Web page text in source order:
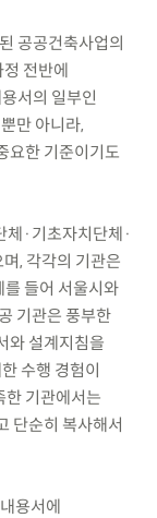
공공건축사업의
전반에
서의 일부인
만 아니라,
요한 기준이기도
·기초자치단체·
, 각각의 기관은
들어 서울시와
기관은 풍부한
와 설계지침을
수행 경험이
한 기관에서는
단순히 복사해서
용서에